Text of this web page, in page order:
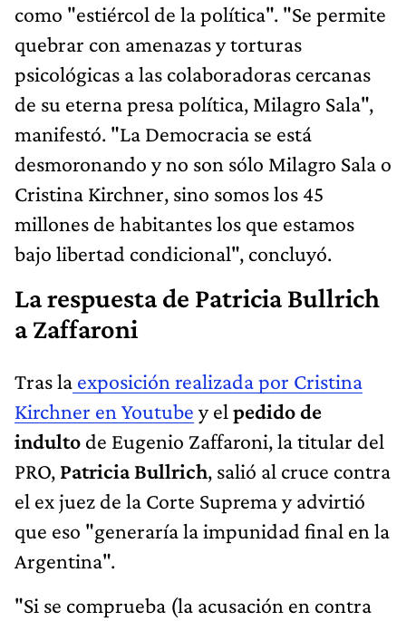
como "estiércol de la política". "Se permite
quebrar con amenazas y torturas
psicológicas a las colaboradoras cercanas
de su eterna presa política, Milagro Sala",
manifestó. "La Democracia se está
desmoronando y no son sólo Milagro Sala o
Cristina Kirchner, sino somos los 45
millones de habitantes los que estamos
bajo libertad condicional", concluyó.
La respuesta de Patricia Bullrich
a Zaffaroni
Tras la exposición realizada por Cristina
Kirchner en Youtube y el pedido de
indulto de Eugenio Zaffaroni, la titular del
PRO, Patricia Bullrich, salió al cruce contra
el ex juez de la Corte Suprema y advirtió
que eso "generaría la impunidad final en la
Argentina".
"Si se comprueba (la acusación en contra